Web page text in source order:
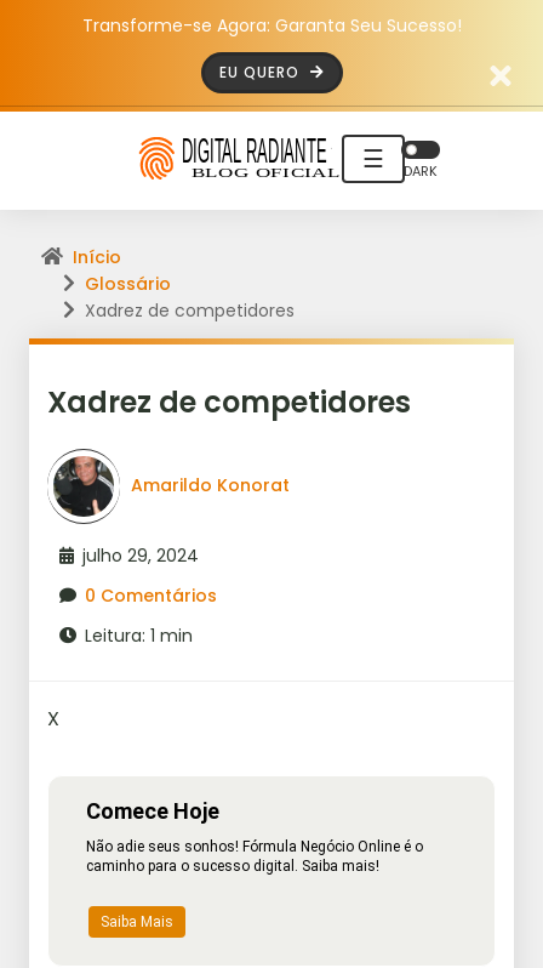
Transforme-se Agora: Garanta Seu Sucesso!
EU QUERO
☰ DARK
Início
Glossário
Xadrez de competidores
Xadrez de competidores
Amarildo Konorat
julho 29, 2024
0 Comentários
Leitura: 1 min
X
Comece Hoje
Não adie seus sonhos! Fórmula Negócio Online é o
caminho para o sucesso digital. Saiba mais!
Saiba Mais